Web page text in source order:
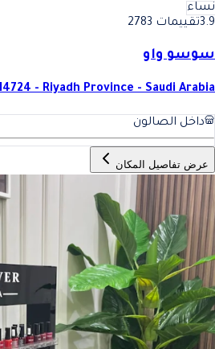
نساء
3.9تقييمات 2783
سوسو واو
- Riyadh Province - Saudi Arabia
داخل الصالون
عرض تفاصيل المكان